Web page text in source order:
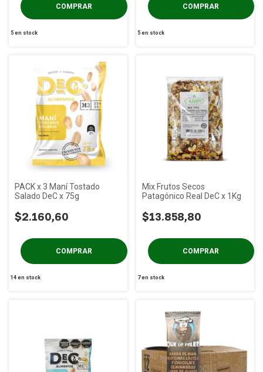
5en stock 5 en stock
PACK x 3 Maní Tostado
Salado DeC x 75g
$2.160,60
14en stock
Mix Frutos Secos
Patagónico Real DeC x 1Kg
$13.858,80
7en stock